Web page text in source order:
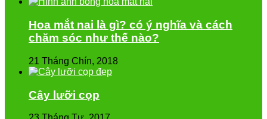
Hoa mắt nai là gì? có ý nghĩa và cách
chăm sóc như thế nào?
21 Tháng Chín, 2018
Cây lưỡi cọp